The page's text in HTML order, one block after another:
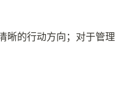
晰的行动方向；对于管理